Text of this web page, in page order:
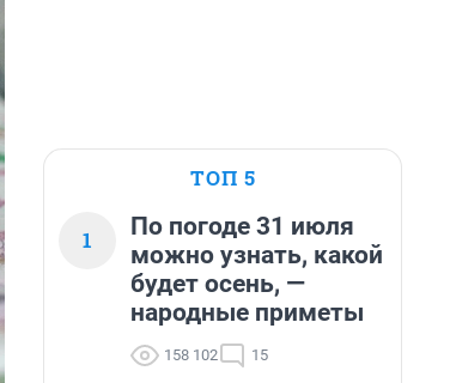
ТОП 5
1
По погоде 31 июля
можно узнать, какой
будет осень, —
народные приметы
158 102 15